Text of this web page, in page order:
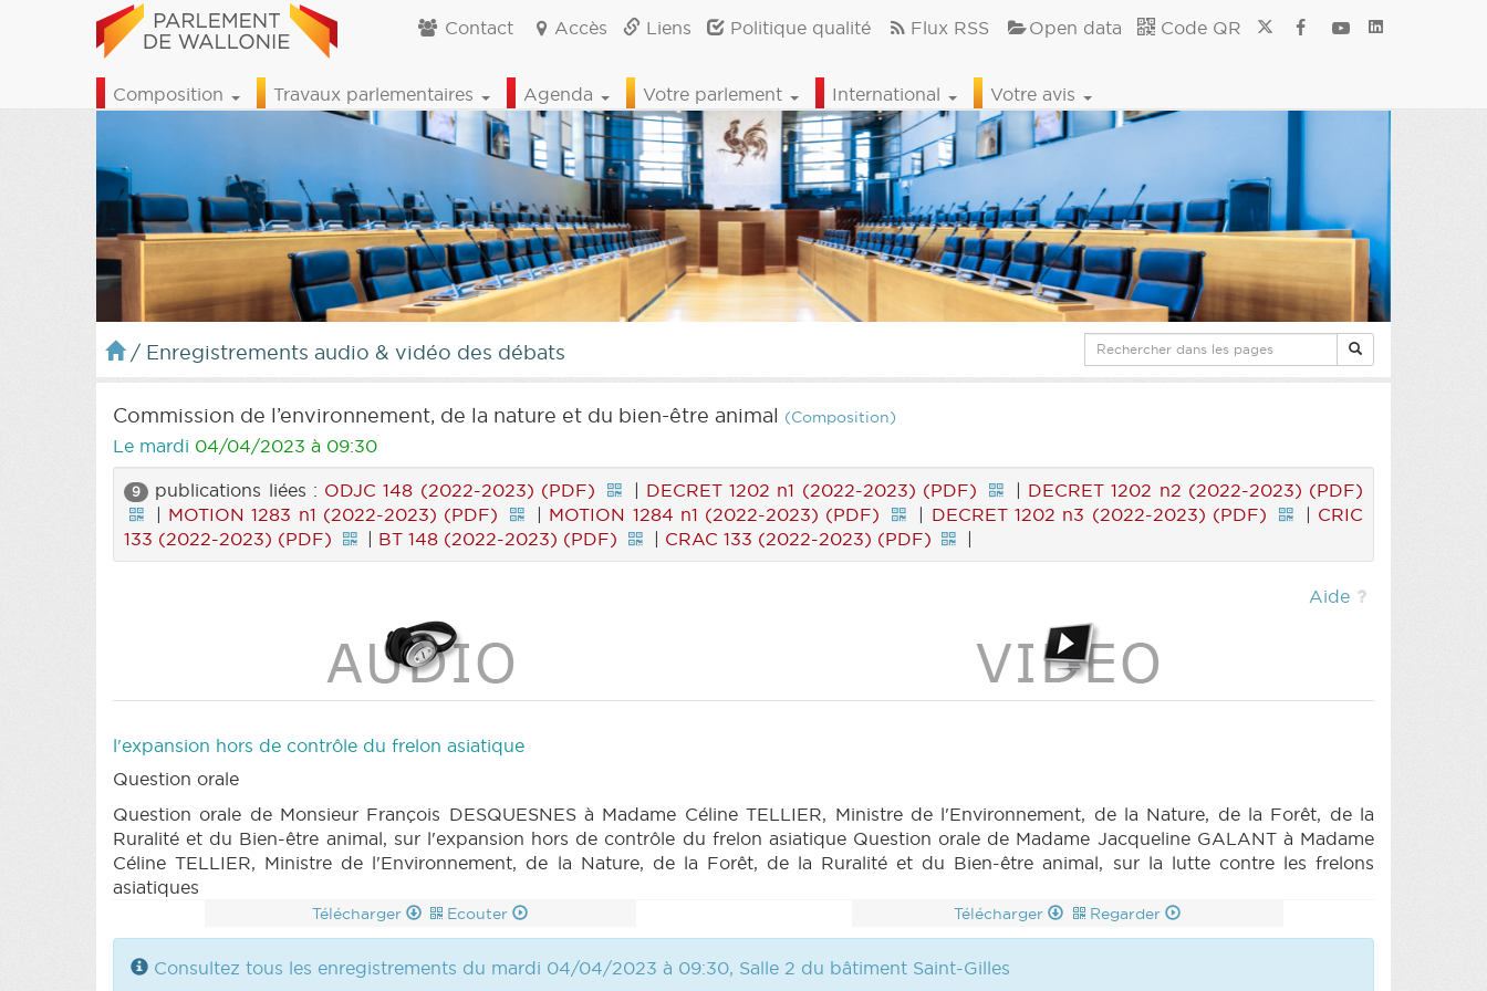
Contact Accès Liens Politique qualité Flux RSS Open data Code QR
Composition Travaux parlementaires Agenda Votre parlement International Votre avis
/ Enregistrements audio & vidéo des débats
Commission de l’environnement, de la nature et du bien-être animal (Composition)
Le mardi 04/04/2023 à 09:30
9 publications liées : ODJC 148 (2022-2023) (PDF) | DECRET 1202 n1 (2022-2023) (PDF) | DECRET 1202 n2 (2022-2023) (PDF)
| MOTION 1283 n1 (2022-2023) (PDF) | MOTION 1284 n1 (2022-2023) (PDF) | DECRET 1202 n3 (2022-2023) (PDF) | CRIC
133 (2022-2023) (PDF)
| BT 148 (2022-2023) (PDF) | CRAC 133 (2022-2023) (PDF) |
Aide
l'expansion hors de contrôle du frelon asiatique
Question orale
Question orale de Monsieur François DESQUESNES à Madame Céline TELLIER, Ministre de l'Environnement, de la Nature, de la Forêt, de la
Ruralité et du Bien-être animal, sur l'expansion hors de contrôle du frelon asiatique Question orale de Madame Jacqueline GALANT à Madame
Céline TELLIER, Ministre de l'Environnement, de la Nature, de la Forêt, de la Ruralité et du Bien-être animal, sur la lutte contre les frelons
asiatiques
Télécharger Ecouter Télécharger Regarder
Consultez tous les enregistrements du mardi 04/04/2023 à 09:30, Salle 2 du bâtiment Saint-Gilles